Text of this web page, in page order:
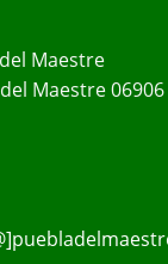
Maestre
Maestre